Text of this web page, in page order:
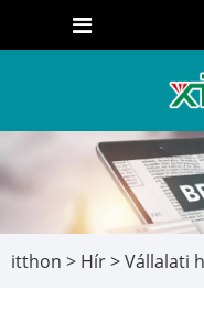
itthon > Hír>Vállalati